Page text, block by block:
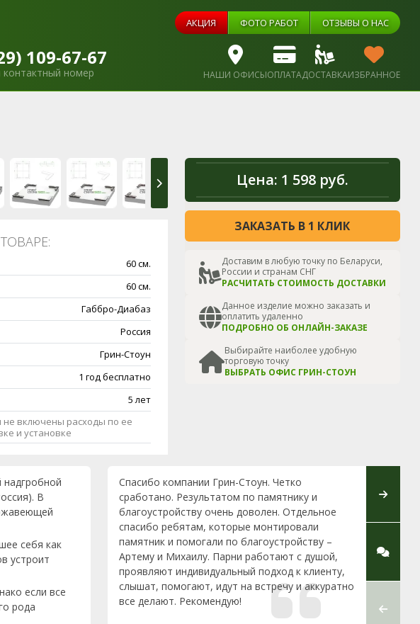
АКЦИЯ ФОТО РАБОТ ОТЗЫВЫ О НАС
109-67-67
контактный номер НАШИ ОФИСЫОПЛАТАДОСТАВКАИЗБРАННОЕ
Цена: 1 598 руб.
ЗАКАЗАТЬ В 1 КЛИК
Доставим в любую точку по Беларуси,
России и странам СНГ
РАСЧИТАТЬ СТОИМОСТЬ ДОСТАВКИ
Данное изделие можно заказать и
оплатить удаленно
ПОДРОБНО ОБ ОНЛАЙН-ЗАКАЗЕ
Выбирайте наиболее удобную
торговую точку
ВЫБРАТЬ ОФИС ГРИН-СТОУН
60 см.
60 см.
Габбро-Диабаз
Россия
Грин-Стоун
1 год бесплатно
5 лет
не включены расходы по ее
и установке
В
себя как
устроит
если все
рода
Спасибо компании Грин-Стоун. Четко
сработано. Результатом по памятнику и
благоустройству очень доволен. Отдельное
спасибо ребятам, которые монтировали
памятник и помогали по благоустройству –
Артему и Михаилу. Парни работают с душой,
проявляют индивидуальный подход к клиенту,
слышат, помогают, идут на встречу и аккуратно
все делают. Рекомендую!
работу.